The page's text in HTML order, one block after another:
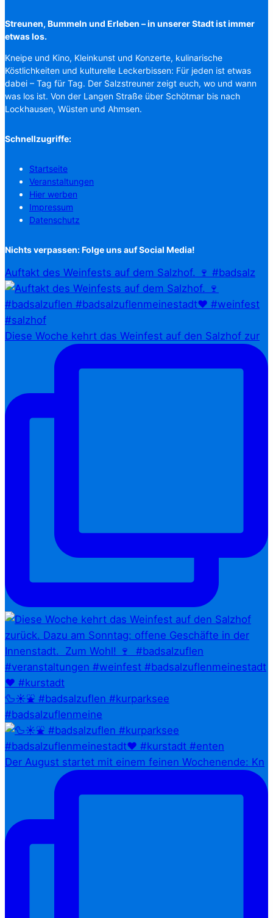
Streunen, Bummeln und Erleben – in unserer Stadt ist immer
etwas los.
Kneipe und Kino, Kleinkunst und Konzerte, kulinarische
Köstlichkeiten und kulturelle Leckerbissen: Für jeden ist etwas
dabei – Tag für Tag. Der Salzstreuner zeigt euch, wo und wann
was los ist. Von der Langen Straße über Schötmar bis nach
Lockhausen, Wüsten und Ahmsen.
Schnellzugriffe:
Startseite
Veranstaltungen
Hier werben
Impressum
Datenschutz
Nichts verpassen: Folge uns auf Social Media!
Auftakt des Weinfests auf dem Salzhof. 🍷 #badsalz
Diese Woche kehrt das Weinfest auf den Salzhof zur
🦆☀️⛲ #badsalzuflen #kurparksee
#badsalzuflenmeine
Der August startet mit einem feinen Wochenende: Kn